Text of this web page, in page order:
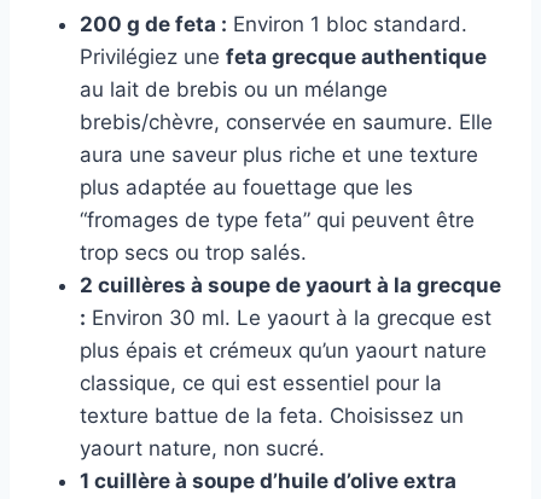
200 g de feta : Environ 1 bloc standard.
Privilégiez une feta grecque authentique
au lait de brebis ou un mélange
brebis/chèvre, conservée en saumure. Elle
aura une saveur plus riche et une texture
plus adaptée au fouettage que les
“fromages de type feta” qui peuvent être
trop secs ou trop salés.
2 cuillères à soupe de yaourt à la grecque
: Environ 30 ml. Le yaourt à la grecque est
plus épais et crémeux qu’un yaourt nature
classique, ce qui est essentiel pour la
texture battue de la feta. Choisissez un
yaourt nature, non sucré.
1 cuillère à soupe d’huile d’olive extra